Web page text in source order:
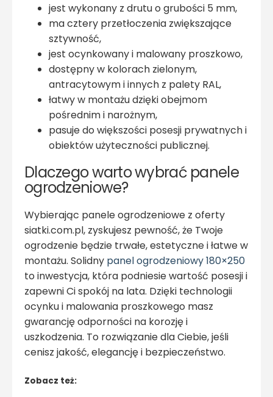
jest wykonany z drutu o grubości 5 mm,
ma cztery przetłoczenia zwiększające
sztywność,
jest ocynkowany i malowany proszkowo,
dostępny w kolorach zielonym,
antracytowym i innych z palety RAL,
łatwy w montażu dzięki obejmom
pośrednim i narożnym,
pasuje do większości posesji prywatnych i
obiektów użyteczności publicznej.
Dlaczego warto wybrać panele
ogrodzeniowe?
Wybierając panele ogrodzeniowe z oferty
siatki.com.pl, zyskujesz pewność, że Twoje
ogrodzenie będzie trwałe, estetyczne i łatwe w
montażu. Solidny panel ogrodzeniowy 180×250
to inwestycja, która podniesie wartość posesji i
zapewni Ci spokój na lata. Dzięki technologii
ocynku i malowania proszkowego masz
gwarancję odporności na korozję i
uszkodzenia. To rozwiązanie dla Ciebie, jeśli
cenisz jakość, elegancję i bezpieczeństwo.
Zobacz też: